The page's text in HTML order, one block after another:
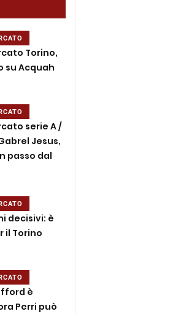
Torino,
su Acquah
serie A /
Jesus,
passo dal
decisivi: è
il Torino
è
Perri può